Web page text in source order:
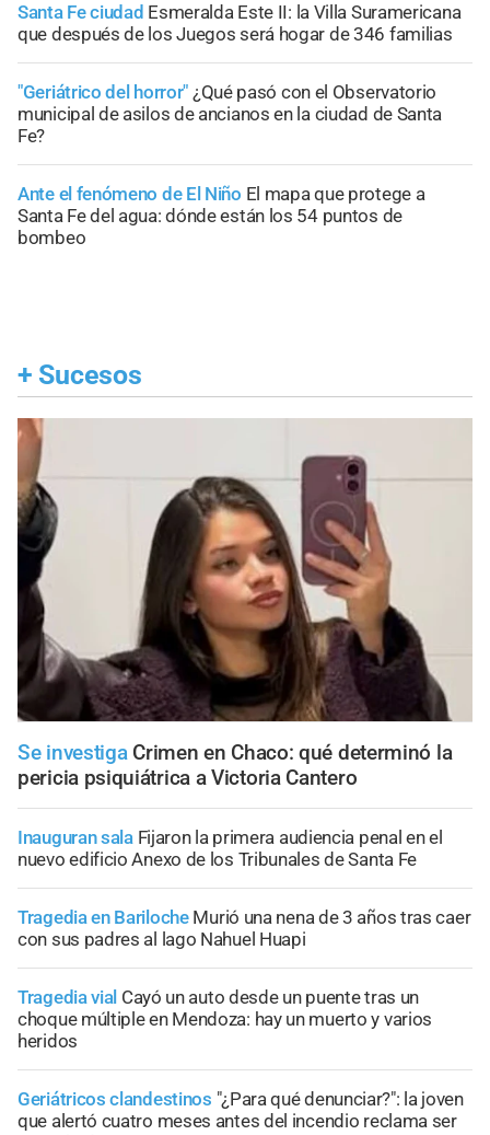
Santa Fe ciudad Esmeralda Este II: la Villa Suramericana
que después de los Juegos será hogar de 346 familias
"Geriátrico del horror" ¿Qué pasó con el Observatorio
municipal de asilos de ancianos en la ciudad de Santa
Fe?
Ante el fenómeno de El Niño El mapa que protege a
Santa Fe del agua: dónde están los 54 puntos de
bombeo
+ Sucesos
Se investiga Crimen en Chaco: qué determinó la
pericia psiquiátrica a Victoria Cantero
Inauguran sala Fijaron la primera audiencia penal en el
nuevo edificio Anexo de los Tribunales de Santa Fe
Tragedia en Bariloche Murió una nena de 3 años tras caer
con sus padres al lago Nahuel Huapi
Tragedia vial Cayó un auto desde un puente tras un
choque múltiple en Mendoza: hay un muerto y varios
heridos
Geriátricos clandestinos "¿Para qué denunciar?": la joven
que alertó cuatro meses antes del incendio reclama ser